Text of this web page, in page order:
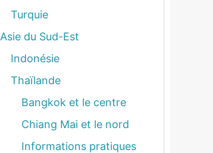
Turquie
Asie du Sud-Est
Indonésie
Thaïlande
Bangkok et le centre
Chiang Mai et le nord
Informations pratiques